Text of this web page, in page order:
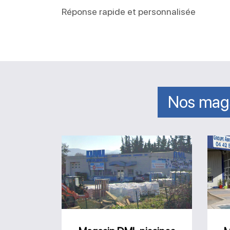
Réponse rapide et personnalisée
Nos
Magasin
DML
piscines
Bouc-
Bel-